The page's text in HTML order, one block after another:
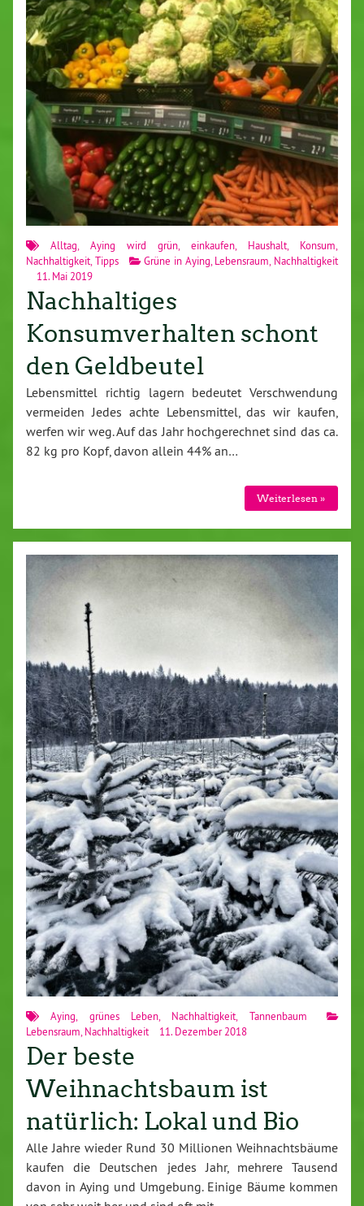
Alltag Aying wird grün einkaufen Haushalt Konsum
Nachhaltigkeit Tipps Grüne in Aying Lebensraum Nachhaltigkeit
11. Mai 2019
Nachhaltiges
Konsumverhalten schont
den Geldbeutel
Lebensmittel richtig lagern bedeutet Verschwendung
vermeiden Jedes achte Lebensmittel, das wir kaufen,
werfen wir weg. Auf das Jahr hochgerechnet sind das ca.
82 kg pro Kopf, davon allein 44% an…
Weiterlesen »
Aying grünes Leben Nachhaltigkeit
Tannenbaum
Lebensraum Nachhaltigkeit 11. Dezember 2018
Der beste
Weihnachtsbaum ist
natürlich: Lokal und Bio
Alle Jahre wieder Rund 30 Millionen Weihnachtsbäume
kaufen die Deutschen jedes Jahr, mehrere Tausend
davon in Aying und Umgebung. Einige Bäume kommen